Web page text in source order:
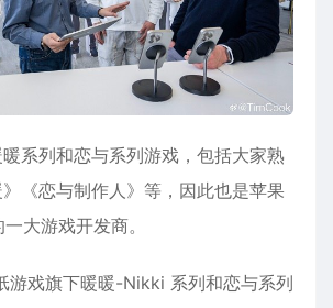
系列和恋与系列游戏，包括大家熟
《恋与制作人》等，因此也是苹果
大游戏开发商。
游戏旗下暖暖-Nikki 系列和恋与系列